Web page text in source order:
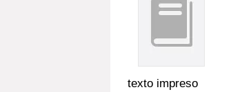
texto impreso